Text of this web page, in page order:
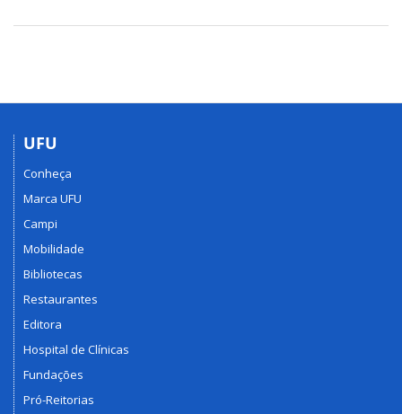
UFU
Conheça
Marca UFU
Campi
Mobilidade
Bibliotecas
Restaurantes
Editora
Hospital de Clínicas
Fundações
Pró-Reitorias